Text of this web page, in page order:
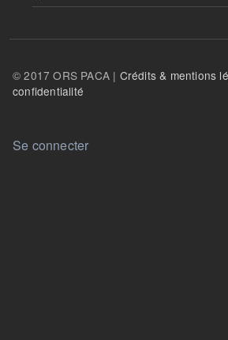
© 2017 ORS PACA | Crédits & mentions
confidentialité
User account menu
Se connecter